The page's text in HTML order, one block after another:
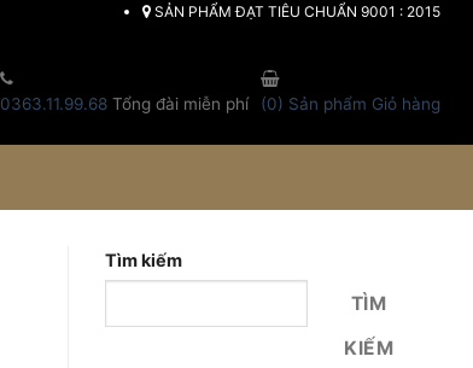
SẢN PHẨM ĐẠT TIÊU CHUẨN 9001 : 2015
0363.11.99.68 Tổng đài miễn phí (0) Sản phẩm Giỏ hàng
Tìm kiếm
TÌM
KIẾM